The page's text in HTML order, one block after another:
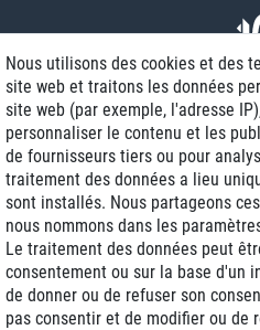
Frais
Nous utilisons des cookies et des
site web et traitons les données
site web (par exemple, l'adresse
personnaliser le contenu et les
de fournisseurs tiers ou pour
traitement des données a lieu
sont installés. Nous partageons
nous nommons dans les
Le traitement des données peut
consentement ou sur la base d'un
de donner ou de refuser son
pas consentir et de modifier ou de